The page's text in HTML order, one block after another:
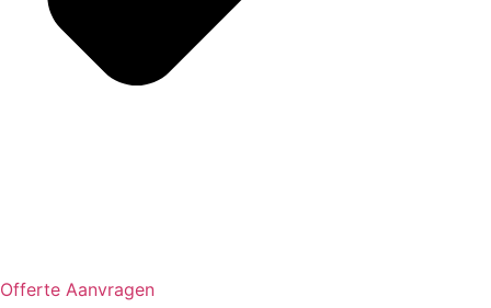
Offerte Aanvragen